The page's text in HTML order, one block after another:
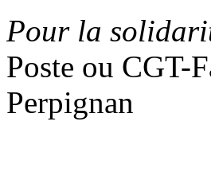
Pour la
Poste ou CGT-
Perpignan